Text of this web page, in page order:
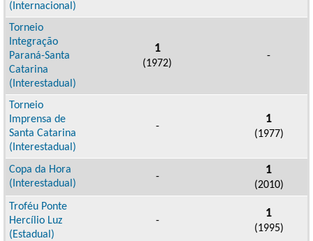
(Internacional)
Torneio
Integração
Paraná-Santa
Catarina
(Interestadual)
1
(1972)
-
Torneio
Imprensa de
Santa Catarina
(Interestadual)
-
1
(1977)
Copa da Hora
(Interestadual)
- 1
(2010)
Troféu Ponte
Hercílio Luz
(Estadual)
-
1
(1995)